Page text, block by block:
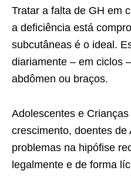
Tratar a falta de GH em
a deficiência está
subcutâneas é o ideal.
diariamente – em ciclos
abdômen ou braços.
Adolescentes e
crescimento, doentes de
problemas na hipófise
legalmente e de forma